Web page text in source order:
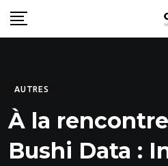
Skip
to
AUTRES
À la
Bushi Data :